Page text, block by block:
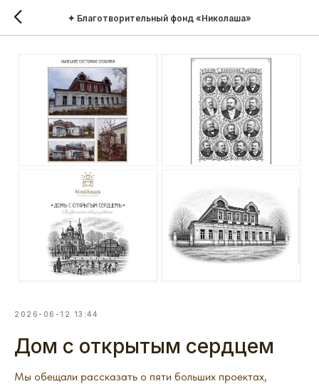
✦ Благотворительный фонд «Николаша»
2026-06-12 13:44
Дом с открытым сердцем
Мы обещали рассказать о пяти больших проектах,